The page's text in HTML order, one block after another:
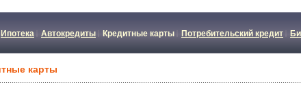
Ипотека Автокредиты Кредитные карты Потребительский кредит
карты